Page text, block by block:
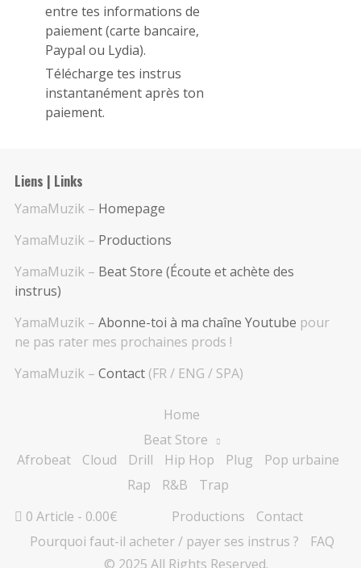
entre tes informations de
paiement (carte bancaire,
Paypal ou Lydia).
Télécharge tes instrus
instantanément après ton
paiement.
Liens | Links
YamaMuzik – Homepage
YamaMuzik – Productions
YamaMuzik – Beat Store (Écoute et achète des
instrus)
YamaMuzik – Abonne-toi à ma chaîne Youtube pour
ne pas rater mes prochaines prods !
YamaMuzik – Contact(FR / ENG / SPA)
Home
Beat Store
Afrobeat
Cloud Drill Hip Hop Plug
Pop urbaine
Rap
R&B
Trap
0 Article
0.00€ Productions
Contact
Pourquoi faut-il acheter / payer ses instrus ?
FAQ
© 2025 All Rights Reserved.